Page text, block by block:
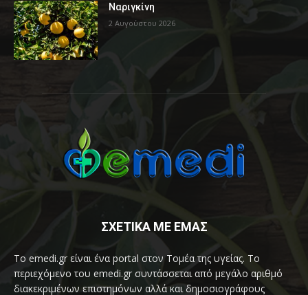
Ναριγκίνη
2 Αυγούστου 2026
ΣΧΕΤΙΚΑ ΜΕ ΕΜΑΣ
Το emedi.gr είναι ένα portal στον Τομέα της υγείας. Το
περιεχόμενο του emedi.gr συντάσσεται από μεγάλο αριθμό
διακεκριμένων επιστημόνων αλλά και δημοσιογράφους